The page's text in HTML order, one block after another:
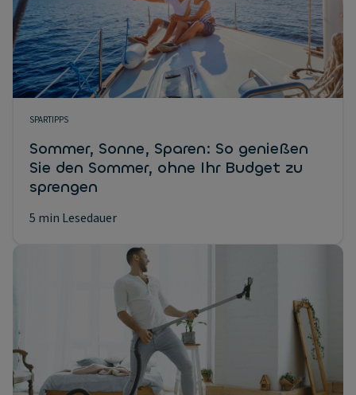
SPARTIPPS
Sommer, Sonne, Sparen: So genießen
Sie den Sommer, ohne Ihr Budget zu
sprengen
5 min Lesedauer